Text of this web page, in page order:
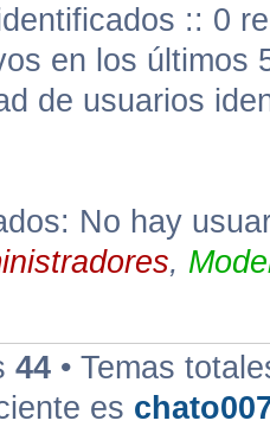
:: 0
en los últimos
de usuarios
No hay
,
44 • Temas
es